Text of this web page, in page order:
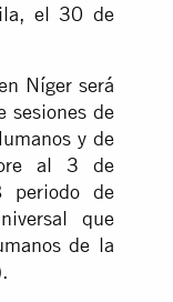
el 30 de
Níger será
sesiones de
y de
al 3 de
de
que
de la